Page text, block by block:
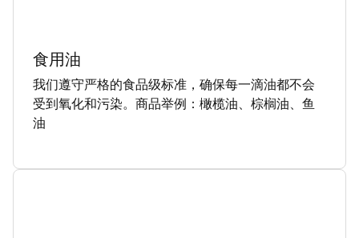
食用油
我们遵守严格的食品级标准，确保每一滴油都不会
受到氧化和污染。商品举例：橄榄油、棕榈油、鱼
油